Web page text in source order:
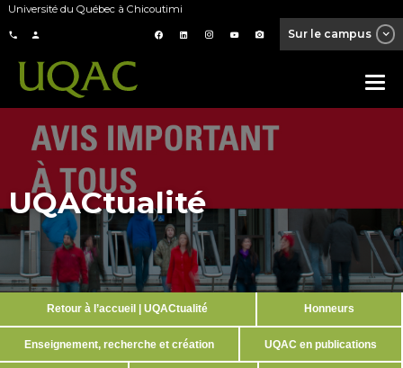
Université du Québec à Chicoutimi
Sur le campus
UQACtualité
Retour à l’accueil | UQACtualité Honneurs
Enseignement, recherche et création UQAC en publications